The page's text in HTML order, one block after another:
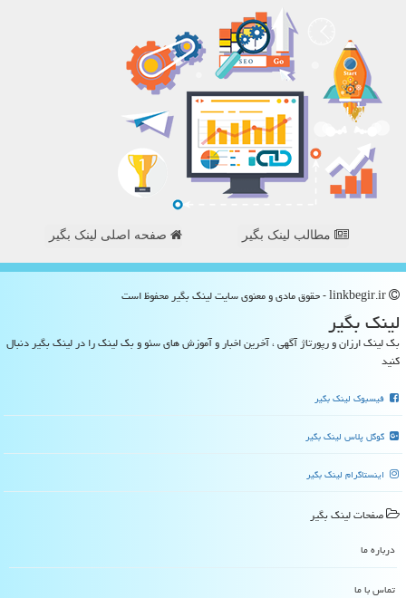
مطالب لینک بگیر صفحه اصلی لینک بگیر
لینك بگیر
بک لینک ارزان و رپورتاژ آگهی ، آخرین اخبار و آموزش های سئو و بک لینک را در لینک بگیر دنبال
کنید
فیسبوک لینک بگیر
گوگل پلاس لینک بگیر
اینستاگرام لینک بگیر
صفحات لینك بگیر
درباره ما
تماس با ما